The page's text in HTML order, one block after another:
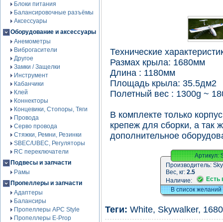
Блоки питания
Балансировочные разъёмы
Аксессуары
Оборудование и аксессуары
Анемометры
Виброгасители
Другое
Замки / Защелки
Инструмент
Кабанчики
Клей
Коннекторы
Концевики, Стопоры, Тяги
Провода
Серво провода
Стяжки, Ремни, Резинки
SBEC/UBEC, Регуляторы
RC переключатели
Подвесы и запчасти
Рамы
Пропеллеры и запчасти
Адаптеры
Балансиры
Пропеллеры APC Style
Пропеллеры E-Prop
Технические
Размах крыла: 1680мм
Длина : 1180мм
Площадь крыла: 35.5дм2
Полетный вес : 1300g ~
В комплекте только
крепеж для сборки, а так
дополнительное
Артикул:
Производитель:
Вес, кг: 2.5
Наличие:
Есть
В список желаний
Теги: White, Skywalker, 1680